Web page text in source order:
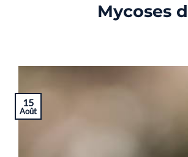
Mycoses
15
Août